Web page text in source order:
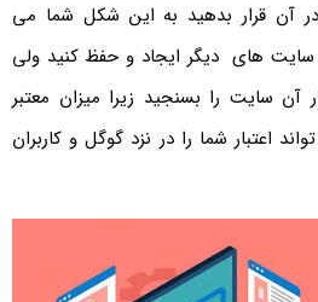
آن قرار بدهید به این شکل شما می
سایت های دیگر ایجاد و حفظ کنید ولی
آن سایت را بسنجید زیرا میزان معتبر
اعتبار شما را در نزد گوگل و کاربران